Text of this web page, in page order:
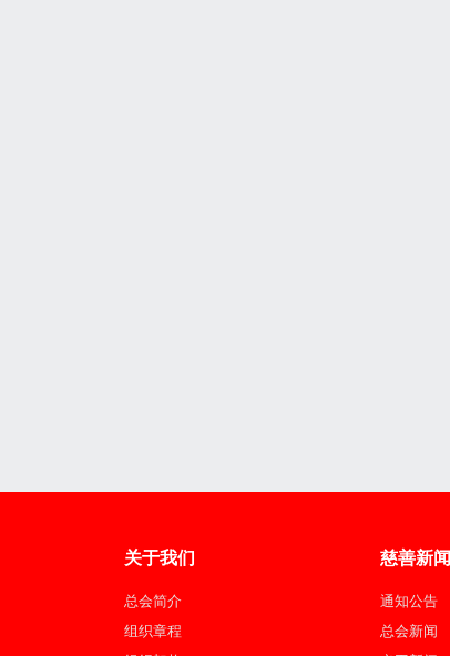
关于我们
总会简介
组织章程
慈善新闻
通知公告
总会新闻